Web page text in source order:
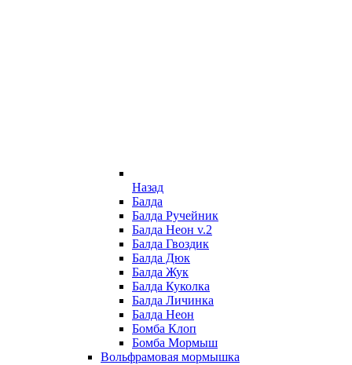
Назад
Балда
Балда Ручейник
Балда Неон v.2
Балда Гвоздик
Балда Дюк
Балда Жук
Балда Куколка
Балда Личинка
Балда Неон
Бомба Клоп
Бомба Мормыш
Вольфрамовая мормышка